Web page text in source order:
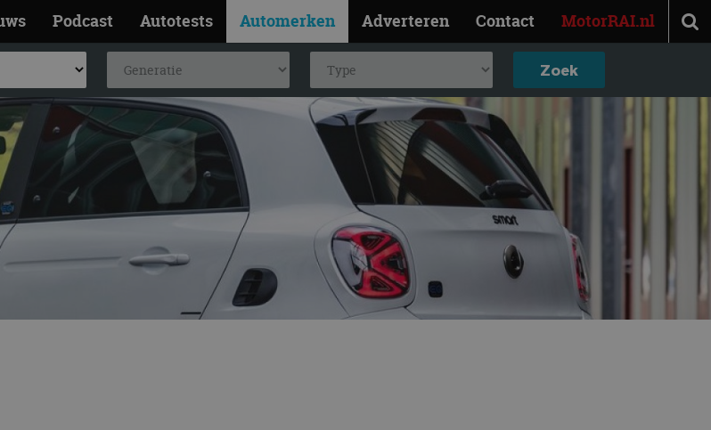
Podcast Autotests Automerken Adverteren Contact MotorRAI.nl